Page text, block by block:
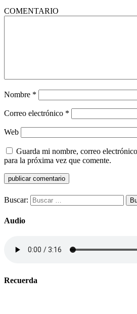
COMENTARIO
Nombre *
Correo electrónico *
Web
Guarda mi nombre, correo
para la próxima vez que comente.
Buscar:
Audio
Recuerda